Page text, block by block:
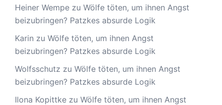
Heiner Wempe zu Wölfe töten, um ihnen Angst
beizubringen? Patzkes absurde Logik
Karin zu Wölfe töten, um ihnen Angst
beizubringen? Patzkes absurde Logik
Wolfsschutz zu Wölfe töten, um ihnen Angst
beizubringen? Patzkes absurde Logik
Ilona Kopittke zu Wölfe töten, um ihnen Angst